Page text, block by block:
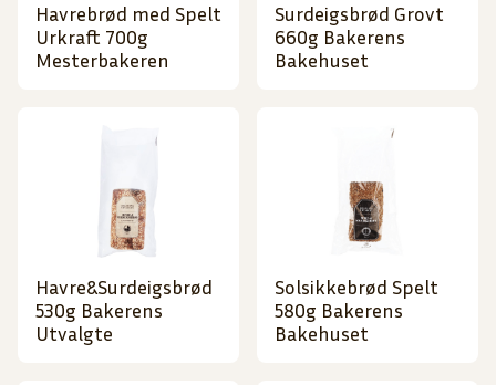
Havrebrød med Spelt
Urkraft 700g
Mesterbakeren
Surdeigsbrød Grovt
660g Bakerens
Bakehuset
Havre&Surdeigsbrød
530g Bakerens
Utvalgte
Solsikkebrød Spelt
580g Bakerens
Bakehuset